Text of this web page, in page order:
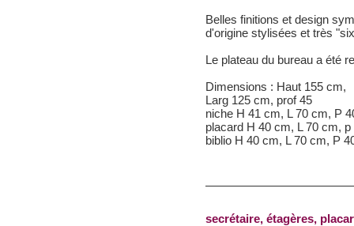
Belles finitions et design
d'origine stylisées et très
Le plateau du bureau a été
Dimensions : Haut 155 cm,
Larg 125 cm, prof 45
niche H 41 cm, L 70 cm, P
placard H 40 cm, L 70 cm,
biblio H 40 cm, L 70 cm, P
secrétaire, étagères,